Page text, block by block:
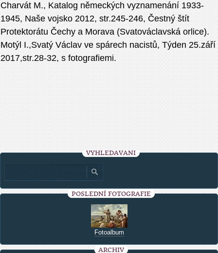
Charvát M., Katalog německých vyznamenání 1933-
1945, Naše vojsko 2012, str.245-246, Čestný štít
Protektorátu Čechy a Morava (Svatováclavská orlice).
Motýl I.,Svatý Václav ve spárech nacistů, Týden 25.září
2017,str.28-32, s fotografiemi.
VYHLEDÁVÁNÍ
POSLEDNÍ FOTOGRAFIE
Fotoalbum
ARCHIV